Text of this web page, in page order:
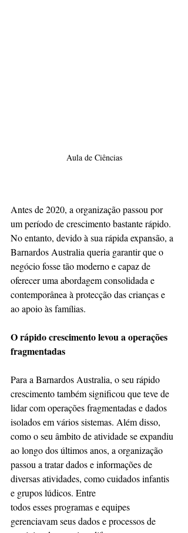
Aula de Ciências
Antes de 2020, a organização passou por
um período de crescimento bastante rápido.
No entanto, devido à sua rápida expansão, a
Barnardos Australia queria garantir que o
negócio fosse tão moderno e capaz de
oferecer uma abordagem consolidada e
contemporânea à protecção das crianças e
ao apoio às famílias.
O rápido crescimento levou a operações
fragmentadas
Para a Barnardos Australia, o seu rápido
crescimento também significou que teve de
lidar com operações fragmentadas e dados
isolados em vários sistemas. Além disso,
como o seu âmbito de atividade se expandiu
ao longo dos últimos anos, a organização
passou a tratar dados e informações de
diversas atividades, como cuidados infantis
e grupos lúdicos. Entre
todos esses programas e equipes
gerenciavam seus dados e processos de